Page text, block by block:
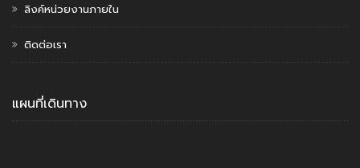
ลิงค์หน่วยงานภายใน
ติดต่อเรา
แผนที่เดินทาง